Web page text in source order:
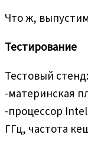
Что ж,
Тестирование
Тестовый стенд:
-материнская
-процессор Intel
ГГц, частота